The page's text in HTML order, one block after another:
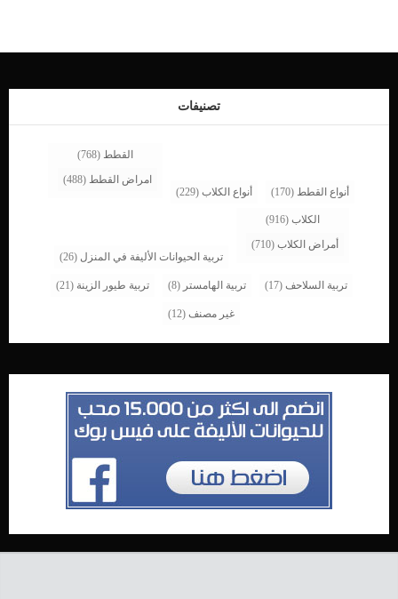
تصنيفات
أنواع القطط (170) أنواع الكلاب (229)
القطط (768)
امراض القطط (488)
الكلاب (916)
أمراض الكلاب (710)
تربية الحيوانات الأليفة في المنزل (26)
تربية السلاحف (17) تربية الهامستر (8) تربية طيور الزينة (21)
غير مصنف (12)